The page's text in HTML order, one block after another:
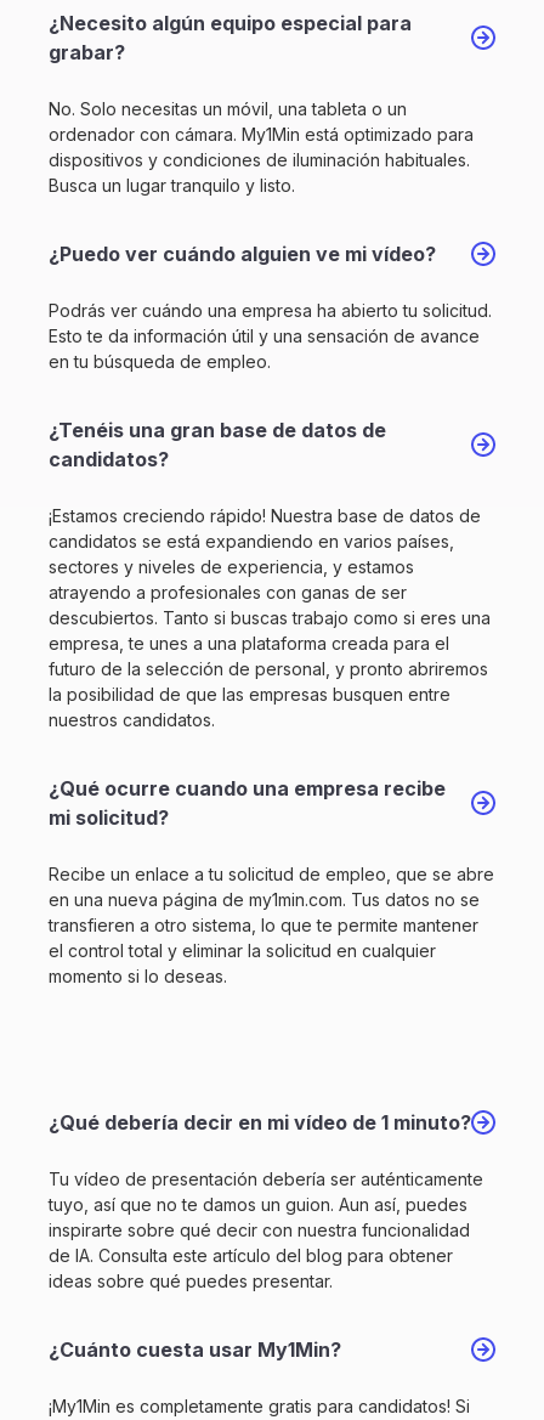
¿Necesito algún equipo especial para
grabar?
No. Solo necesitas un móvil, una tableta o un
ordenador con cámara. My1Min está optimizado para
dispositivos y condiciones de iluminación habituales.
Busca un lugar tranquilo y listo.
¿Puedo ver cuándo alguien ve mi vídeo?
Podrás ver cuándo una empresa ha abierto tu solicitud.
Esto te da información útil y una sensación de avance
en tu búsqueda de empleo.
¿Tenéis una gran base de datos de
candidatos?
¡Estamos creciendo rápido! Nuestra base de datos de
candidatos se está expandiendo en varios países,
sectores y niveles de experiencia, y estamos
atrayendo a profesionales con ganas de ser
descubiertos. Tanto si buscas trabajo como si eres una
empresa, te unes a una plataforma creada para el
futuro de la selección de personal, y pronto abriremos
la posibilidad de que las empresas busquen entre
nuestros candidatos.
¿Qué ocurre cuando una empresa recibe
mi solicitud?
Recibe un enlace a tu solicitud de empleo, que se abre
en una nueva página de my1min.com. Tus datos no se
transfieren a otro sistema, lo que te permite mantener
el control total y eliminar la solicitud en cualquier
momento si lo deseas.
¿Qué debería decir en mi vídeo de 1 minuto?
Tu vídeo de presentación debería ser auténticamente
tuyo, así que no te damos un guion. Aun así, puedes
inspirarte sobre qué decir con nuestra funcionalidad
de IA. Consulta este artículo del blog para obtener
ideas sobre qué puedes presentar.
¿Cuánto cuesta usar My1Min?
¡My1Min es completamente gratis para candidatos! Si